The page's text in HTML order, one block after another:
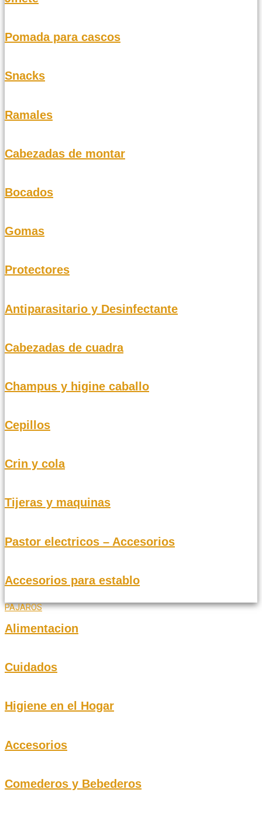
Pomada para cascos
Snacks
Ramales
Cabezadas de montar
Bocados
Gomas
Protectores
Antiparasitario y Desinfectante
Cabezadas de cuadra
Champus y higine caballo
Cepillos
Crin y cola
Tijeras y maquinas
Pastor electricos – Accesorios
Accesorios para establo
PAJAROS
Alimentacion
Cuidados
Higiene en el Hogar
Accesorios
Comederos y Bebederos